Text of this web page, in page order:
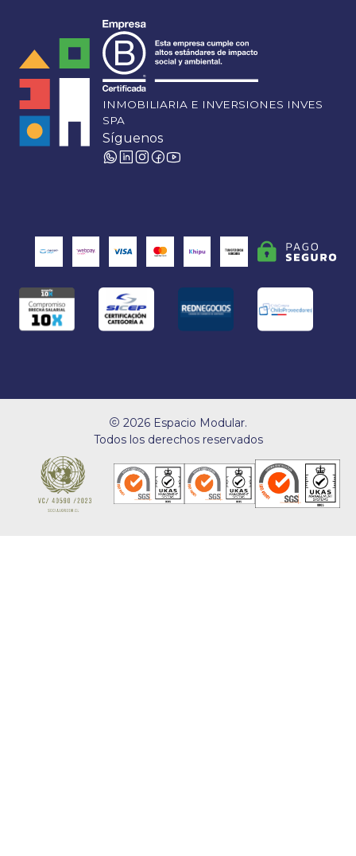
INMOBILIARIA E INVERSIONES INVES
SPA
Síguenos
2026 Espacio Modular.
Todos los derechos reservados